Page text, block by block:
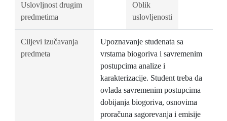
Uslovljnost drugim
predmetima
Oblik
uslovljenosti
Ciljevi izučavanja
predmeta
Upoznavanje studenata sa
vrstama biogoriva i savremenim
postupcima analize i
karakterizacije. Student treba da
ovlada savremenim postupcima
dobijanja biogoriva, osnovima
proračuna sagorevanja i emisije